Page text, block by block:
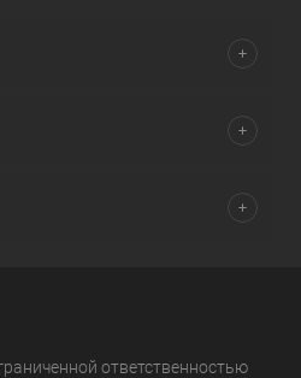
ответственностью